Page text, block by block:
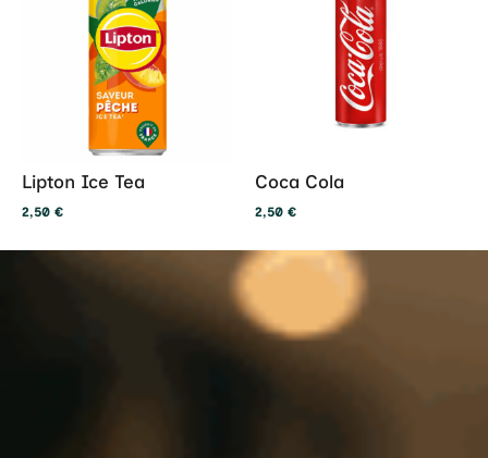
Lipton Ice Tea
2,50 €
Coca Cola
2,50 €